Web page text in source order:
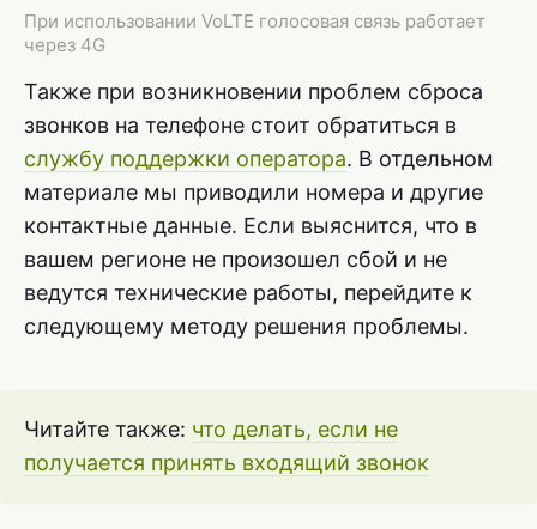
При использовании VoLTE голосовая связь работает
через 4G
Также при возникновении проблем сброса
звонков на телефоне стоит обратиться в
службу поддержки оператора. В отдельном
материале мы приводили номера и другие
контактные данные. Если выяснится, что в
вашем регионе не произошел сбой и не
ведутся технические работы, перейдите к
следующему методу решения проблемы.
Читайте также: что делать, если не
получается принять входящий звонок